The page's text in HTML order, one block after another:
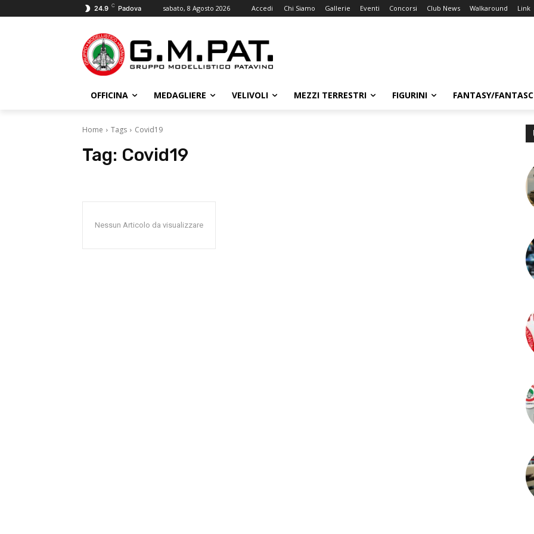
24.9 C Padova sabato, 8 Agosto 2026 Accedi Chi Siamo Gallerie Eventi Concorsi Club News Walkaround Link
OFFICINA MEDAGLIERE VELIVOLI MEZZI TERRESTRI FIGURINI FANTASY/
Home Tags Covid19
Tag: Covid19
Nessun Articolo da visualizzare